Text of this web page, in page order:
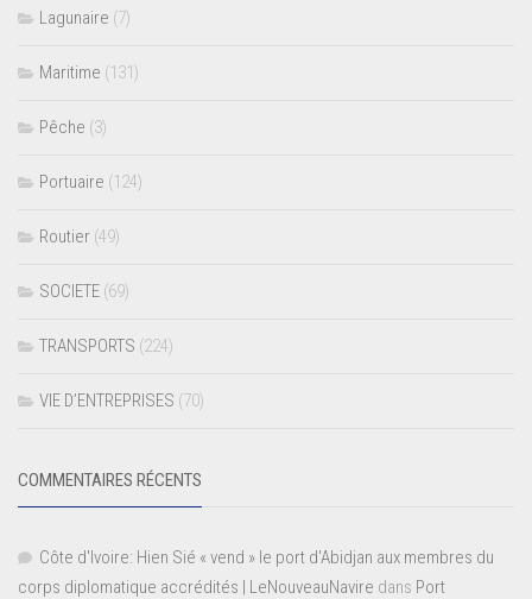
Lagunaire (7)
Maritime (131)
Pêche (3)
Portuaire (124)
Routier (49)
SOCIETE (69)
TRANSPORTS (224)
VIE D’ENTREPRISES (70)
COMMENTAIRES RÉCENTS
Côte d'Ivoire: Hien Sié « vend » le port d'Abidjan aux membres du
corps diplomatique accrédités | LeNouveauNavire dans Port